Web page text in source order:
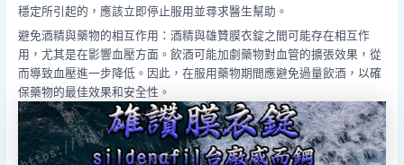
穩定所引起的，應該立即停止服用並尋求醫生幫助。
避免酒精與藥物的相互作用：酒精與雄贊膜衣錠之間可能存在相互作
用，尤其是在影響血壓方面。飲酒可能加劇藥物對血管的擴張效果，從
而導致血壓進一步降低。因此，在服用藥物期間應避免過量飲酒，以確
保藥物的最佳效果和安全性。